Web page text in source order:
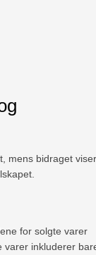
mens bidraget viser
for solgte varer
varer inkluderer